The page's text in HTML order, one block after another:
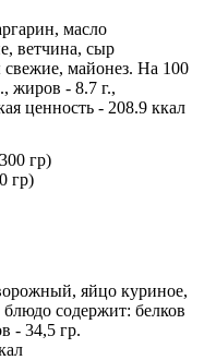
масло
ветчина, сыр
майонез. На 100
жиров - 8.7 г.,
ценность - 208.9 ккал
гр)
яйцо куриное,
содержит: белков
- 34,5 гр.